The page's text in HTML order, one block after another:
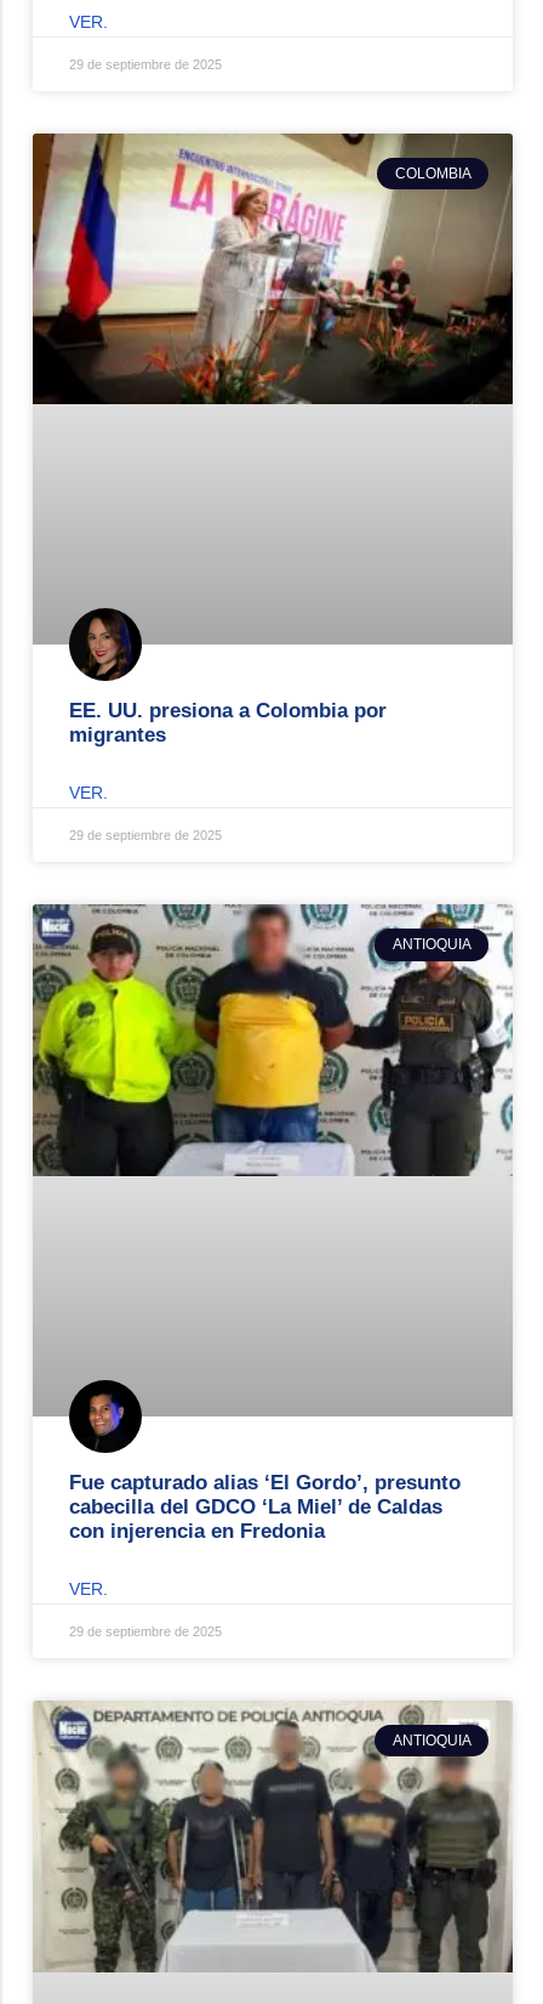
VER.
29 de septiembre de 2025
COLOMBIA
EE. UU. presiona a Colombia por
migrantes
VER.
29 de septiembre de 2025
ANTIOQUIA
Fue capturado alias ‘El Gordo’, presunto
cabecilla del GDCO ‘La Miel’ de Caldas
con injerencia en Fredonia
VER.
29 de septiembre de 2025
ANTIOQUIA